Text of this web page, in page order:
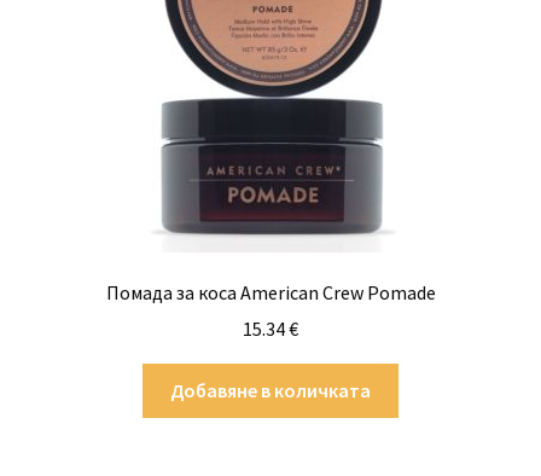
Помада за коса American Crew Pomade
15.34€
Добавяне в количката